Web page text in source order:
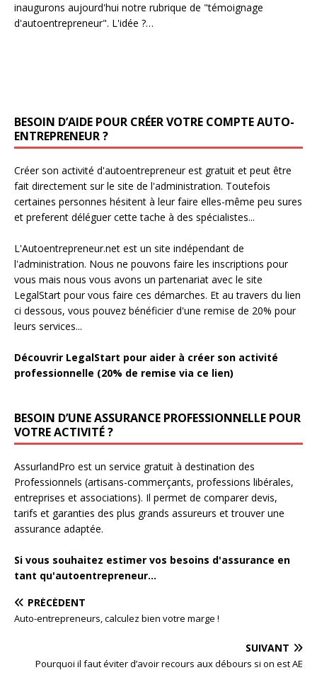
inaugurons aujourd'hui notre rubrique de "témoignage
d'autoentrepreneur". L'idée ?…
BESOIN D’AIDE POUR CRÉER VOTRE COMPTE AUTO-
ENTREPRENEUR ?
Créer son activité d'autoentrepreneur est gratuit et peut être
fait directement sur le site de l'administration. Toutefois
certaines personnes hésitent à leur faire elles-même peu sures
et preferent déléguer cette tache à des spécialistes...
L'Autoentrepreneur.net est un site indépendant de
l'administration. Nous ne pouvons faire les inscriptions pour
vous mais nous vous avons un partenariat avec le site
LegalStart pour vous faire ces démarches. Et au travers du lien
ci dessous, vous pouvez bénéficier d'une remise de 20% pour
leurs services...
Découvrir LegalStart pour aider à créer son activité
professionnelle (20% de remise via ce lien)
BESOIN D’UNE ASSURANCE PROFESSIONNELLE POUR
VOTRE ACTIVITÉ ?
AssurlandPro est un service gratuit à destination des
Professionnels (artisans-commerçants, professions libérales,
entreprises et associations). Il permet de comparer devis,
tarifs et garanties des plus grands assureurs et trouver une
assurance adaptée.
Si vous souhaitez estimer vos besoins d'assurance en
tant qu'autoentrepreneur...
PRÉCÉDENT
Auto-entrepreneurs, calculez bien votre marge !
SUIVANT
Pourquoi il faut éviter d’avoir recours aux débours si on est AE